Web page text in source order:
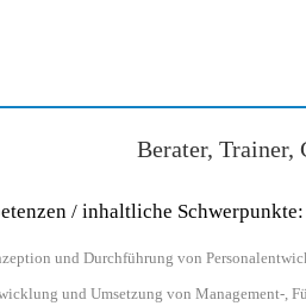
Berater, Trainer,
/ inhaltliche Schwerpunkte:
und Durchführung von
und Umsetzung von Management-,